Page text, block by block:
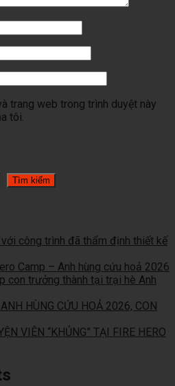
trang web trong trình duyệt này
tôi.
Tìm kiếm
với công trình đã thẩm định thiết kế
Camp – Anh hùng cứu hoả 2026
con trưởng thành tại trại hè Anh
HÙNG CỨU HOẢ 2026, CON
VIÊN “KHỦNG” TẠI FIRE HERO